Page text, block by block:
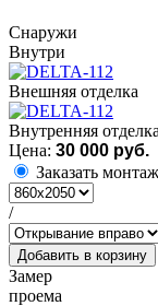
Cнаружи
Внутри
Внешняя отделка
Внутренняя отделка
Цена: 30 000 руб.
Заказать
/
Добавить в корзину
Замер
проема